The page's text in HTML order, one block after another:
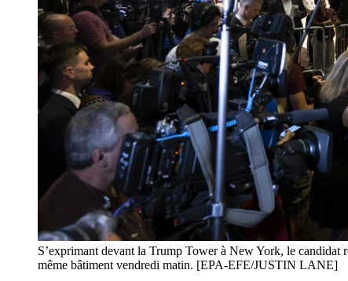
S’exprimant devant la Trump Tower à New York, le
même bâtiment vendredi matin. [EPA-EFE/JUSTIN LANE]